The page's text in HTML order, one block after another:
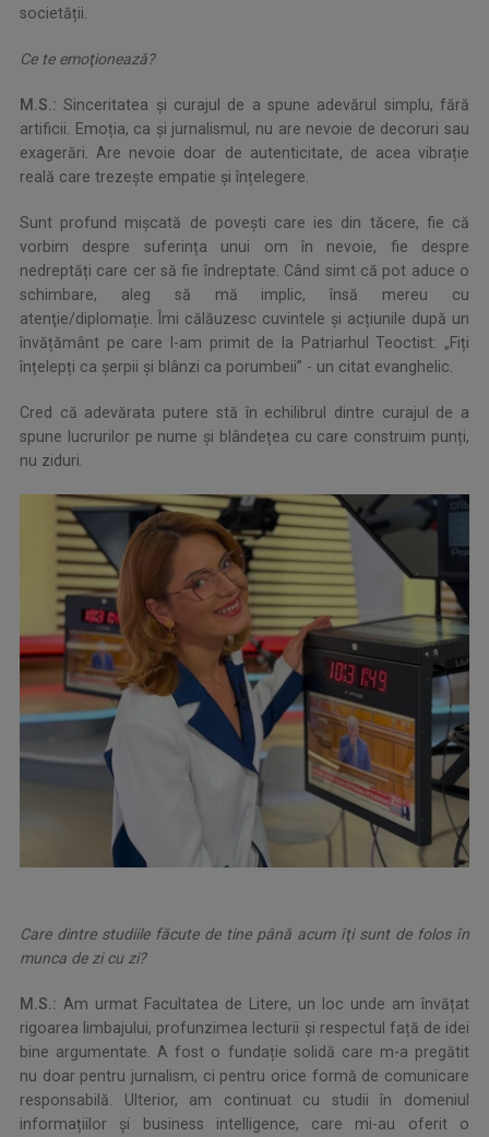
societății.
Ce te emoţionează?
M.S.: Sinceritatea și curajul de a spune adevărul simplu, fără
artificii. Emoția, ca și jurnalismul, nu are nevoie de decoruri sau
exagerări. Are nevoie doar de autenticitate, de acea vibrație
reală care trezește empatie și înțelegere.
Sunt profund mișcată de povești care ies din tăcere, fie că
vorbim despre suferința unui om în nevoie, fie despre
nedreptăți care cer să fie îndreptate. Când simt că pot aduce o
schimbare, aleg să mă implic, însă mereu cu
atenţie/diplomație. Îmi călăuzesc cuvintele și acțiunile după un
învățământ pe care l-am primit de la Patriarhul Teoctist: „Fiți
înțelepți ca șerpii și blânzi ca porumbeii” - un citat evanghelic.
Cred că adevărata putere stă în echilibrul dintre curajul de a
spune lucrurilor pe nume și blândețea cu care construim punți,
nu ziduri.
Care dintre studiile făcute de tine până acum îţi sunt de folos în
munca de zi cu zi?
M.S.: Am urmat Facultatea de Litere, un loc unde am învățat
rigoarea limbajului, profunzimea lecturii și respectul față de idei
bine argumentate. A fost o fundație solidă care m-a pregătit
nu doar pentru jurnalism, ci pentru orice formă de comunicare
responsabilă. Ulterior, am continuat cu studii în domeniul
informațiilor și business intelligence, care mi-au oferit o